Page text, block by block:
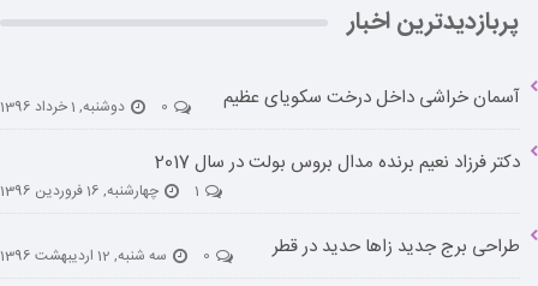
پربازدیدترین اخبار
آسمان خراشی داخل درخت سکویای عظیم 0 دوشنبه, 1 خرداد 1396
دکتر فرزاد نعیم برنده مدال بروس بولت در سال 2017
1 چهارشنبه, 16 فروردین 1396
طراحی برج جدید زاها حدید در قطر 0 سه شنبه, 12 اردیبهشت 1396